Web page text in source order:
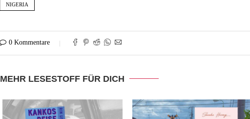
NIGERIA
0 Kommentare
MEHR LESESTOFF FÜR DICH